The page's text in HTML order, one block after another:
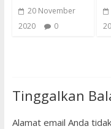
20 November
2020
0
Tinggalkan
Alamat email Anda